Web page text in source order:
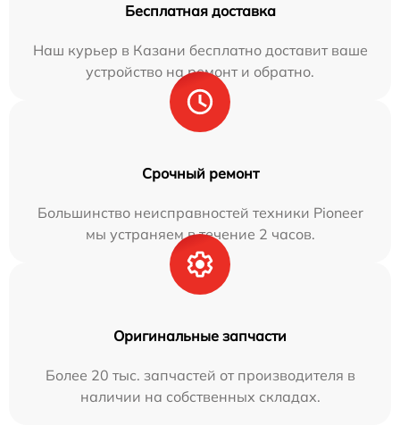
Бесплатная доставка
Наш курьер в Казани бесплатно доставит ваше
устройство на ремонт и обратно.
Срочный ремонт
Большинство неисправностей техники Pioneer
мы устраняем в течение 2 часов.
Оригинальные запчасти
Более 20 тыс. запчастей от производителя в
наличии на собственных складах.